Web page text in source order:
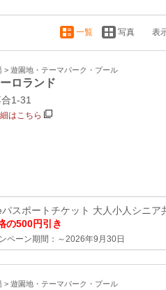
一覧 写真 表
> 遊園地・テーマパーク・プール
ロランド
1-31
はこちら
スポートチケット 大人小人シニア
の500円引き
ペーン期間：～2026年9月30日
> 遊園地・テーマパーク・プール